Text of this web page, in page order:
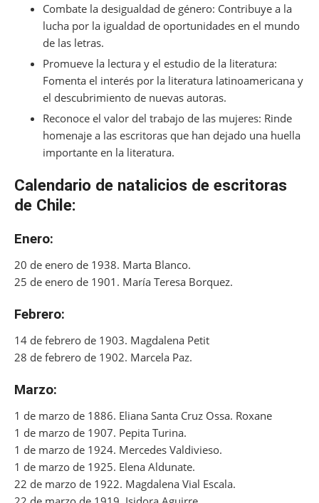
Combate la desigualdad de género: Contribuye a la
lucha por la igualdad de oportunidades en el mundo
de las letras.
Promueve la lectura y el estudio de la literatura:
Fomenta el interés por la literatura latinoamericana y
el descubrimiento de nuevas autoras.
Reconoce el valor del trabajo de las mujeres: Rinde
homenaje a las escritoras que han dejado una huella
importante en la literatura.
Calendario de natalicios de escritoras
de Chile:
Enero:
20 de enero de 1938. Marta Blanco.
25 de enero de 1901. María Teresa Borquez.
Febrero:
14 de febrero de 1903. Magdalena Petit
28 de febrero de 1902. Marcela Paz.
Marzo:
1 de marzo de 1886. Eliana Santa Cruz Ossa. Roxane
1 de marzo de 1907. Pepita Turina.
1 de marzo de 1924. Mercedes Valdivieso.
1 de marzo de 1925. Elena Aldunate.
22 de marzo de 1922. Magdalena Vial Escala.